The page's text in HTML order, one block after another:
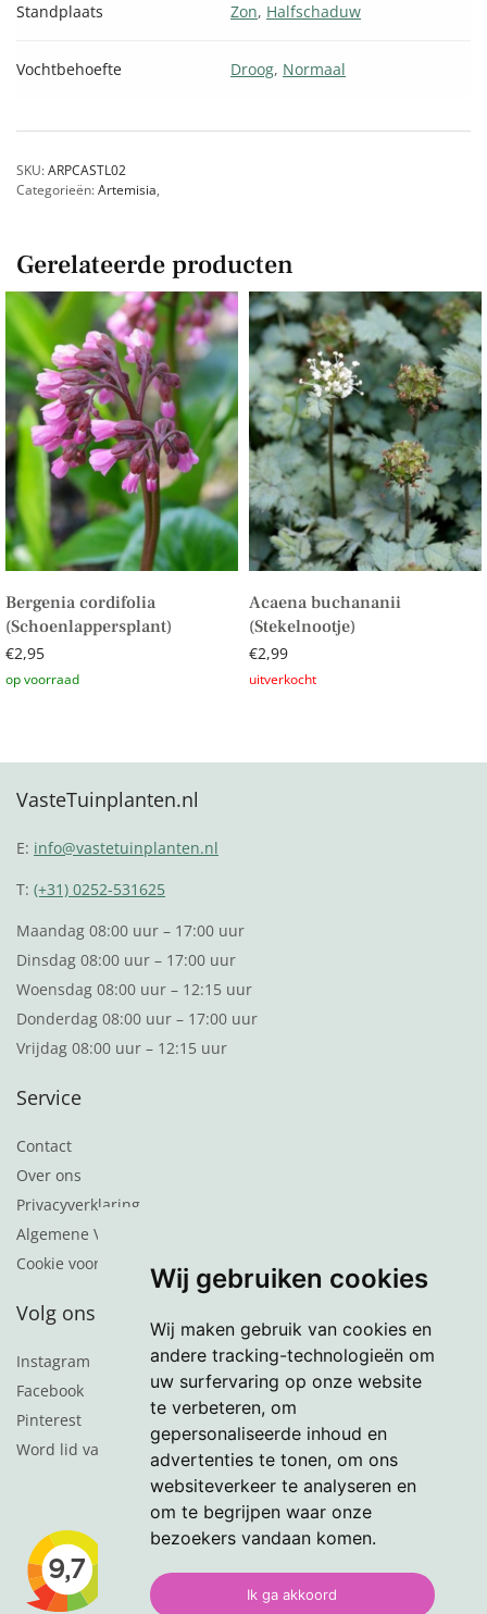
Wij gebruiken cookies
Wij maken gebruik van cookies en
andere tracking-technologieën om
uw surfervaring op onze website
te verbeteren, om
gepersonaliseerde inhoud en
advertenties te tonen, om ons
websiteverkeer te analyseren en
om te begrijpen waar onze
bezoekers vandaan komen.
Ik ga akkoord
Standplaats Zon, Halfschaduw
Vochtbehoefte Droog, Normaal
SKU:ARPCASTL02
Categorieën:Artemisia,
Gerelateerde producten
Bergenia cordifolia
(Schoenlappersplant)
€2,95
Acaena buchananii
(Stekelnootje)
€2,99
VasteTuinplanten.nl
E: info@vastetuinplanten.nl
T:(+31) 0252-531625
Maandag 08:00 uur – 17:00 uur
Dinsdag 08:00 uur – 17:00 uur
Woensdag 08:00 uur – 12:15 uur
Donderdag 08:00 uur – 17:00 uur
Vrijdag 08:00 uur – 12:15 uur
Service
Contact
Over ons
Privacyverklaring
Algemene Voorwaarden
Cookie voorkeuren
Volg ons
Instagram
Facebook
Pinterest
Word lid van de nieuwsbrief